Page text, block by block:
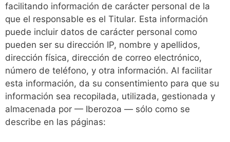
facilitando información de carácter personal de la
que el responsable es el Titular. Esta información
puede incluir datos de carácter personal como
pueden ser su dirección IP, nombre y apellidos,
dirección física, dirección de correo electrónico,
número de teléfono, y otra información. Al facilitar
esta información, da su consentimiento para que su
información sea recopilada, utilizada, gestionada y
almacenada por — Iberozoa — sólo como se
describe en las páginas: